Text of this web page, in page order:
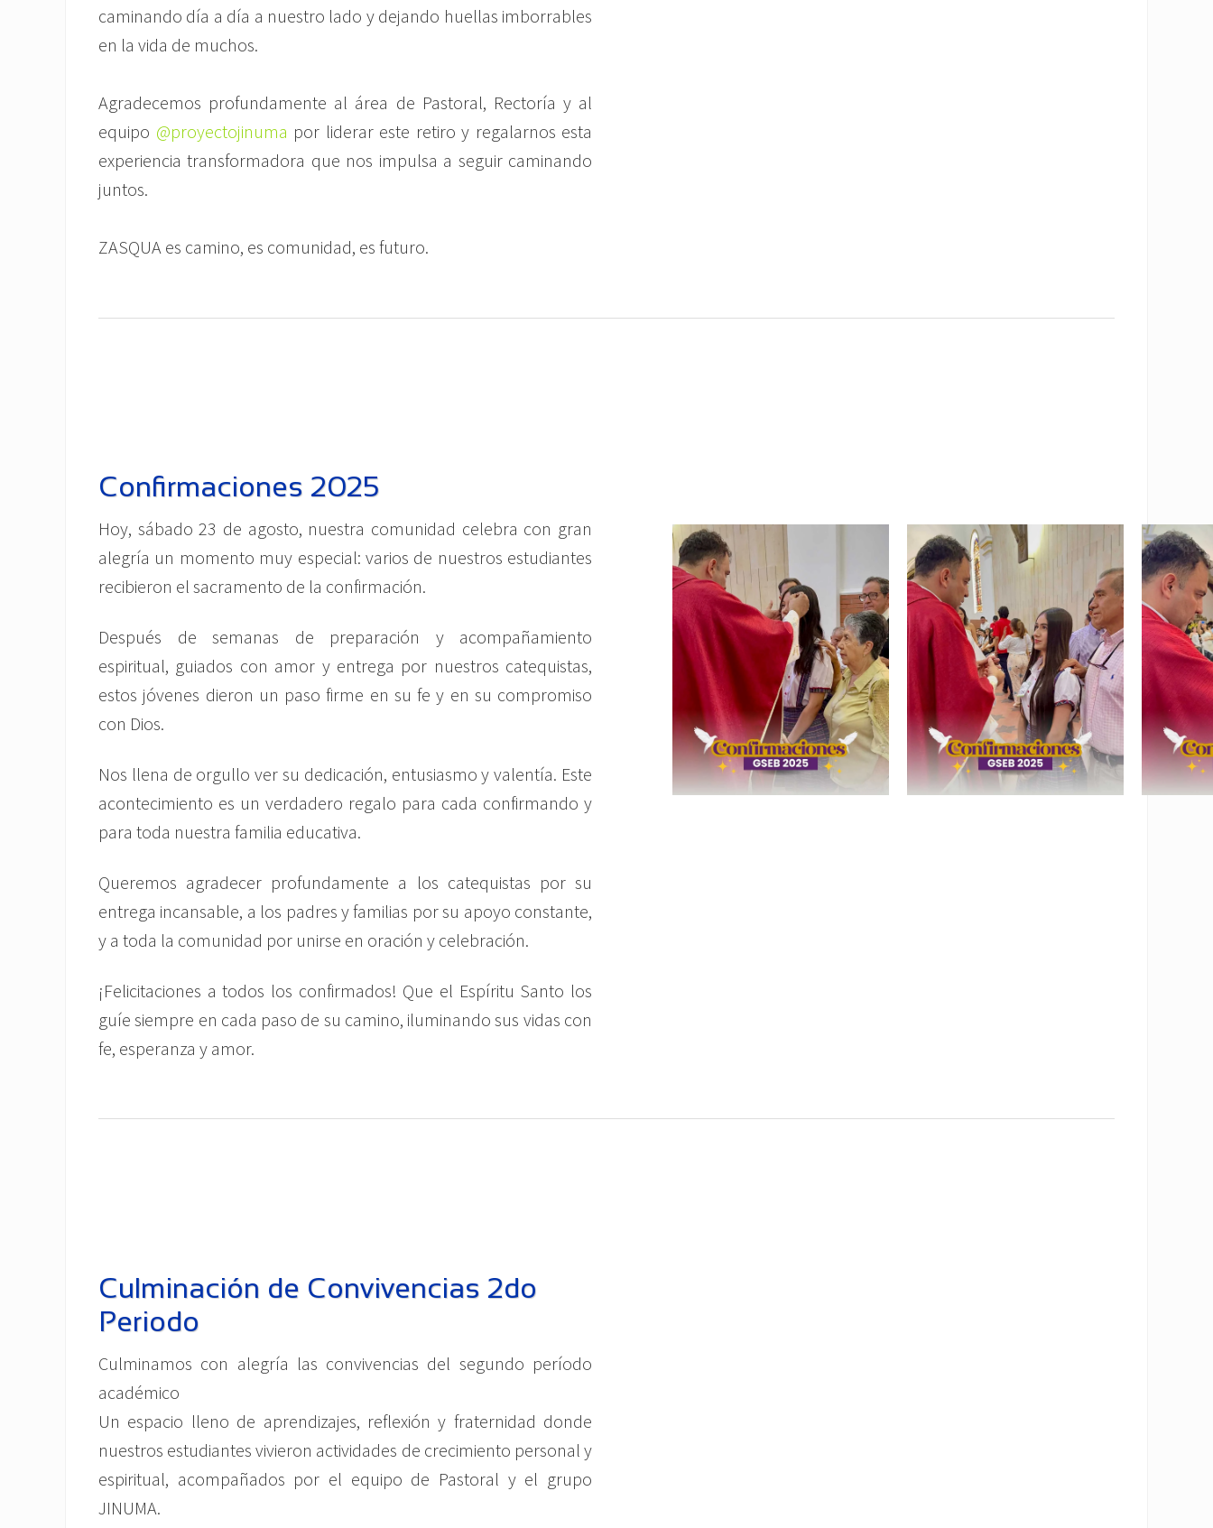
caminando día a día a nuestro lado y dejando huellas imborrables
en la vida de muchos.
Agradecemos profundamente al área de Pastoral, Rectoría y al
equipo @proyectojinuma por liderar este retiro y regalarnos esta
experiencia transformadora que nos impulsa a seguir caminando
juntos.
ZASQUA es camino, es comunidad, es futuro.
Confirmaciones 2025
Hoy, sábado 23 de agosto, nuestra comunidad celebra con gran
alegría un momento muy especial: varios de nuestros estudiantes
recibieron el sacramento de la confirmación.
Después de semanas de preparación y acompañamiento
espiritual, guiados con amor y entrega por nuestros catequistas,
estos jóvenes dieron un paso firme en su fe y en su compromiso
con Dios.
Nos llena de orgullo ver su dedicación, entusiasmo y valentía. Este
acontecimiento es un verdadero regalo para cada confirmando y
para toda nuestra familia educativa.
Queremos agradecer profundamente a los catequistas por su
entrega incansable, a los padres y familias por su apoyo constante,
y a toda la comunidad por unirse en oración y celebración.
¡Felicitaciones a todos los confirmados! Que el Espíritu Santo los
guíe siempre en cada paso de su camino, iluminando sus vidas con
fe, esperanza y amor.
Culminación de Convivencias 2do
Periodo
Culminamos con alegría las convivencias del segundo período
académico
Un espacio lleno de aprendizajes, reflexión y fraternidad donde
nuestros estudiantes vivieron actividades de crecimiento personal y
espiritual, acompañados por el equipo de Pastoral y el grupo
JINUMA.